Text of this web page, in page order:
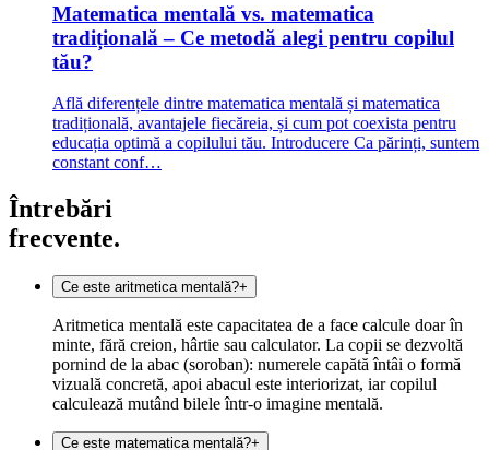
Matematica mentală vs. matematica
tradițională – Ce metodă alegi pentru copilul
tău?
Află diferențele dintre matematica mentală și matematica
tradițională, avantajele fiecăreia, și cum pot coexista pentru
educația optimă a copilului tău. Introducere Ca părinți, suntem
constant conf…
Întrebări
frecvente.
Ce este aritmetica mentală?+
Aritmetica mentală este capacitatea de a face calcule doar în
minte, fără creion, hârtie sau calculator. La copii se dezvoltă
pornind de la abac (soroban): numerele capătă întâi o formă
vizuală concretă, apoi abacul este interiorizat, iar copilul
calculează mutând bilele într-o imagine mentală.
Ce este matematica mentală?+